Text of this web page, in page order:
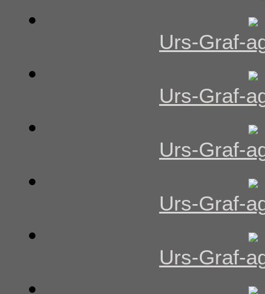
Urs-Graf-
Urs-Graf-
Urs-Graf-
Urs-Graf-
Urs-Graf-